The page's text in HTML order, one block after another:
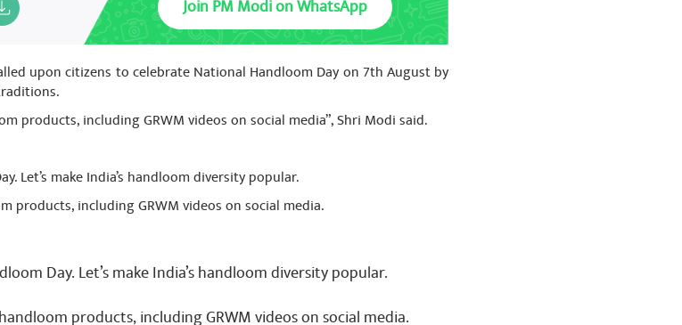
President
big story for all Current Police' offices
Join PM Modi on WhatsApp
upon citizens to celebrate National Handloom Day on 7th August by
products, including GRWM videos on social media”, Shri Modi said.
Let’s make India’s handloom diversity popular.
products, including GRWM videos on social media.
Day. Let’s make India’s handloom diversity popular.
products, including GRWM videos on social media.